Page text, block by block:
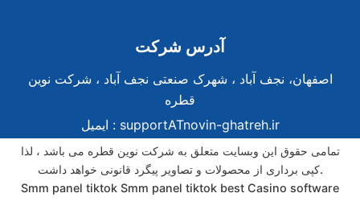
آدرس شرکت
اصفهان، نجف آباد ، شهرک صنعتی نجف آباد ، شرکت نوین
قطره
ایمیل : supportATnovin-ghatreh.ir
تمامی حقوق این وبسایت متعلق به شرکت نوین قطره می باشد ، لذا
کپی برداری از محصولات و تصاویر پیگرد قانونی خواهد داشت.
Smm panel tiktok Smm panel tiktok best Casino software